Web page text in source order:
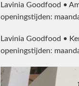
Lavinia Goodfood •
openingstijden:
Lavinia Goodfood •
openingstijden: